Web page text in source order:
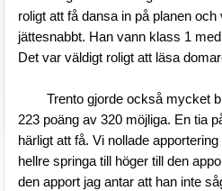
roligt att få dansa in på planen
jättesnabbt. Han vann klass 1
Det var väldigt roligt att läsa
223 poäng av 320 möjliga. En tia
härligt att få. Vi nollade
hellre springa till höger till den
den apport jag antar att han inte